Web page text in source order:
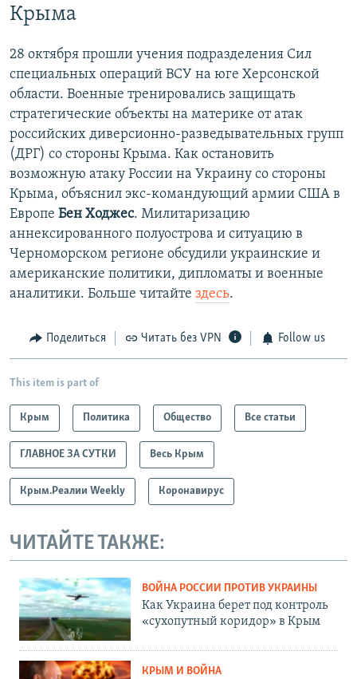
Крыма
28 октября прошли учения подразделения Сил
специальных операций ВСУ на юге Херсонской
области. Военные тренировались защищать
стратегические объекты на материке от атак
российских диверсионно-разведывательных групп
(ДРГ) со стороны Крыма. Как остановить
возможную атаку России на Украину со стороны
Крыма, объяснил экс-командующий армии США в
Европе Бен Ходжес. Милитаризацию
аннексированного полуострова и ситуацию в
Черноморском регионе обсудили украинские и
американские политики, дипломаты и военные
аналитики. Больше читайте здесь.
Поделиться Читать без VPN Follow us
This item is part of
Крым Политика Общество Все статьи
ГЛАВНОЕ ЗА СУТКИ Весь Крым
Крым.Реалии Weekly Коронавирус
ЧИТАЙТЕ ТАКЖЕ:
ВОЙНА РОССИИ ПРОТИВ УКРАИНЫ
Как Украина берет под контроль
«сухопутный коридор» в Крым
КРЫМ И ВОЙНА